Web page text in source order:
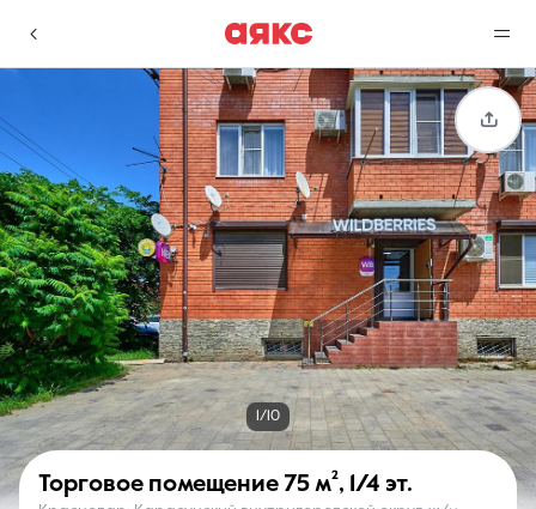
г. Краснодар
Избранное
0 объявлений
Сравнение
0 объявлений
Недвижимость Услуги
1/10
Торговое помещение 75 м², 1/4 эт.